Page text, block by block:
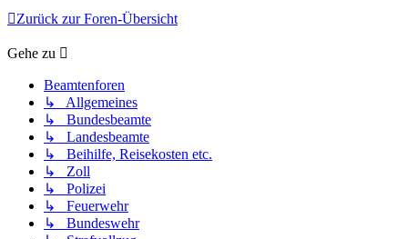
Zurück zur Foren-Übersicht
Gehe zu
Beamtenforen
↳ Allgemeines
↳ Bundesbeamte
↳ Landesbeamte
↳ Beihilfe, Reisekosten etc.
↳ Zoll
↳ Polizei
↳ Feuerwehr
↳ Bundeswehr